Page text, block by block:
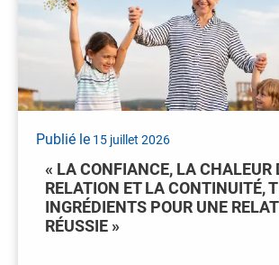
Publié le 15 juillet 2026
« LA CONFIANCE, LA CHALEUR
RELATION ET LA CONTINUITÉ,
INGRÉDIENTS POUR UNE
RÉUSSIE »